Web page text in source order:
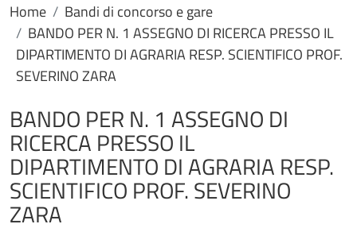
Home
Bandi di concorso e gare
BANDO PER N. 1 ASSEGNO DI RICERCA PRESSO IL
DIPARTIMENTO DI AGRARIA RESP. SCIENTIFICO PROF.
SEVERINO ZARA
BANDO PER N. 1 ASSEGNO DI
RICERCA PRESSO IL
DIPARTIMENTO DI AGRARIA RESP.
SCIENTIFICO PROF. SEVERINO
ZARA